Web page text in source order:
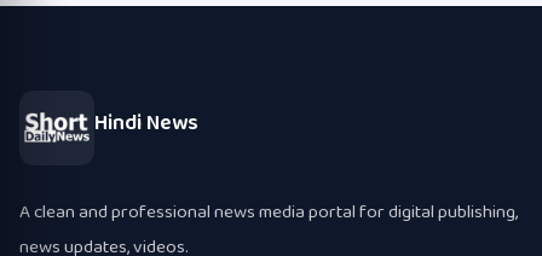
Hindi News
A clean and professional news media portal for digital publishing,
news updates, videos.